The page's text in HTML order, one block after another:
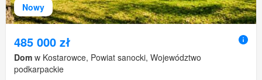
Nowy
485 000 zł
Dom w Kostarowce, Powiat sanocki, Województwo
podkarpackie